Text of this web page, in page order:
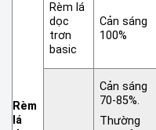
Rèm
lá
Rèm lá
dọc
trơn
basic
Cản sáng
100%
Cản sáng
70-85%.
Thường